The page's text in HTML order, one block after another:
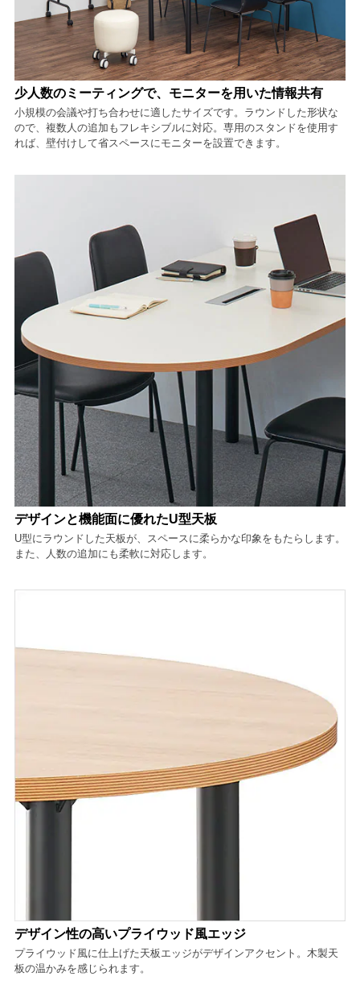
少人数のミーティングで、モニターを用いた情報共有
小規模の会議や打ち合わせに適したサイズです。ラウンドした形状な
ので、複数人の追加もフレキシブルに対応。専用のスタンドを使用す
れば、壁付けして省スペースにモニターを設置できます。
デザインと機能面に優れたU型天板
U型にラウンドした天板が、スペースに柔らかな印象をもたらします。
また、人数の追加にも柔軟に対応します。
デザイン性の高いプライウッド風エッジ
プライウッド風に仕上げた天板エッジがデザインアクセント。木製天
板の温かみを感じられます。